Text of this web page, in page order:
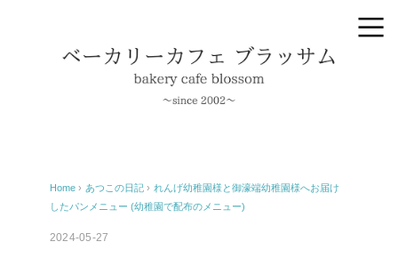
Home › あつこの日記 › れんげ幼稚園様と御濠端幼稚園様へお届け
したパンメニュー (幼稚園で配布のメニュー)
2024-05-27